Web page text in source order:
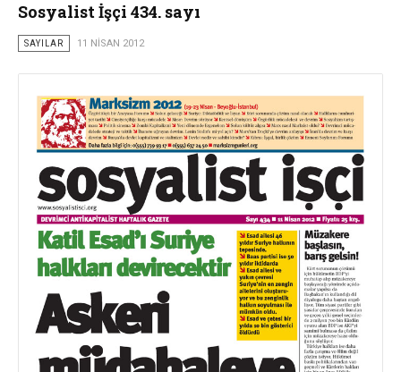
Sosyalist İşçi 434. sayı
SAYILAR 11 NISAN 2012